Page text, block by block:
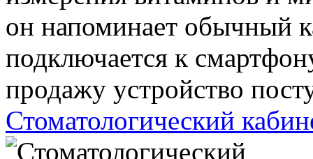
он напоминает обычный
подключается к
продажу устройство
Стоматологический